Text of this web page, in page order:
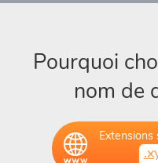
Pourquoi
nom de